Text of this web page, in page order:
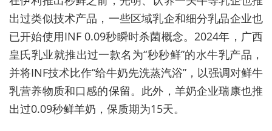
出过类似技术产品，一些区域乳企和细分乳品企业也
已开始使用INF 0.09秒瞬时杀菌概念。2024年，广西
皇氏乳业就推出过一款名为“秒秒鲜”的水牛乳产品，
并将INF技术比作“给牛奶先洗蒸汽浴”，以强调对鲜牛
乳营养物质和口感的保留。此外，羊奶企业瑞康也推
出过0.09秒鲜羊奶，保质期为15天。